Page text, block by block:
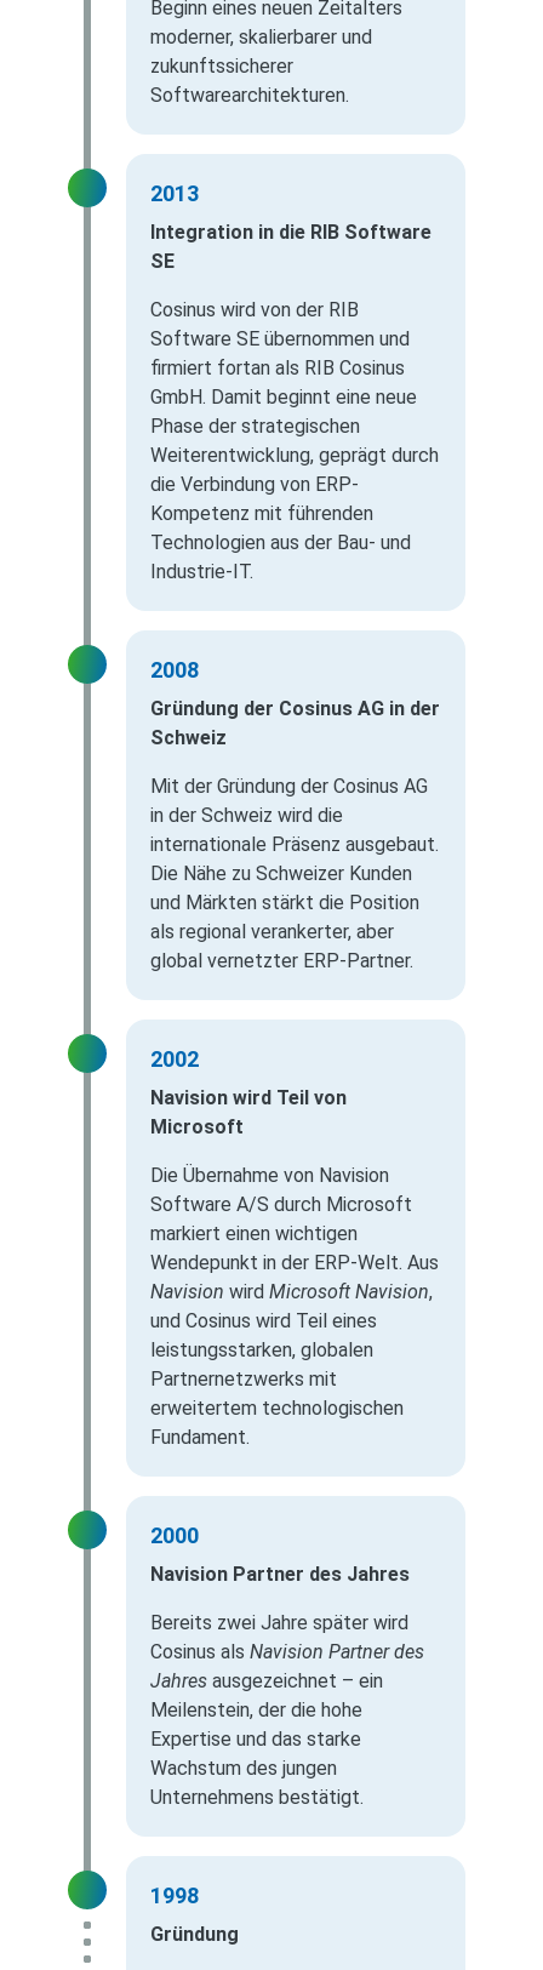
Beginn eines neuen Zeitalters
moderner, skalierbarer und
zukunftssicherer
Softwarearchitekturen.
2013
Integration in die RIB Software
SE
Cosinus wird von der RIB
Software SE übernommen und
firmiert fortan als RIB Cosinus
GmbH. Damit beginnt eine neue
Phase der strategischen
Weiterentwicklung, geprägt durch
die Verbindung von ERP-
Kompetenz mit führenden
Technologien aus der Bau- und
Industrie-IT.
2008
Gründung der Cosinus AG in der
Schweiz
Mit der Gründung der Cosinus AG
in der Schweiz wird die
internationale Präsenz ausgebaut.
Die Nähe zu Schweizer Kunden
und Märkten stärkt die Position
als regional verankerter, aber
global vernetzter ERP-Partner.
2002
Navision wird Teil von
Microsoft
Die Übernahme von Navision
Software A/S durch Microsoft
markiert einen wichtigen
Wendepunkt in der ERP-Welt. Aus
Navision wird Microsoft Navision,
und Cosinus wird Teil eines
leistungsstarken, globalen
Partnernetzwerks mit
erweitertem technologischen
Fundament.
2000
Navision Partner des Jahres
Bereits zwei Jahre später wird
Cosinus als Navision Partner des
Jahres ausgezeichnet – ein
Meilenstein, der die hohe
Expertise und das starke
Wachstum des jungen
Unternehmens bestätigt.
1998
Gründung